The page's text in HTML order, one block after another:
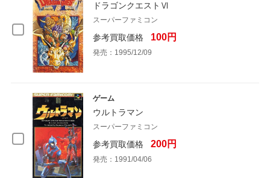
ドラゴンクエストⅥ
スーパーファミコン
参考買取価格 100円
発売：1995/12/09
ゲーム
ウルトラマン
スーパーファミコン
参考買取価格 200円
発売：1991/04/06